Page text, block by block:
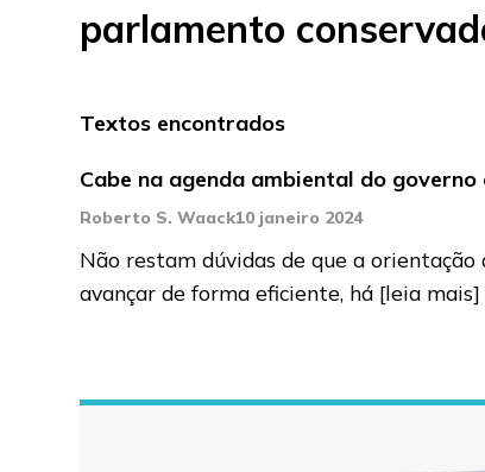
parlamento
Textos encontrados
Cabe na agenda ambiental do governo
Roberto S. Waack10 janeiro 2024
Não restam dúvidas de que a
avançar de forma eficiente, há [leia mais]